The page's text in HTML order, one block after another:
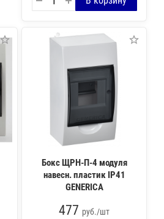
Бокс ЩРН-П-4 модуля
навесн. пластик IP41
GENERICA
477 руб./шт